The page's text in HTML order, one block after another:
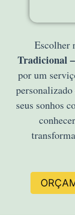
Escolher
Tradicional
por um
seus sonhos